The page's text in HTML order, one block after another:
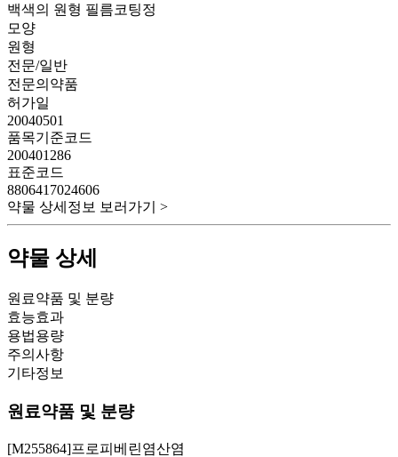
백색의 원형 필름코팅정
모양
원형
전문/일반
전문의약품
허가일
20040501
품목기준코드
200401286
표준코드
8806417024606
약물 상세정보 보러가기 >
약물 상세
원료약품 및 분량
효능효과
용법용량
주의사항
기타정보
원료약품 및 분량
[M255864]프로피베린염산염